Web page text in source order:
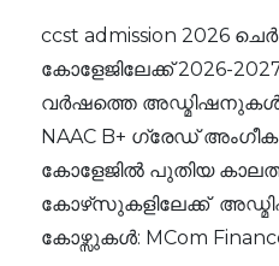
ccst admission 2026
കോളേജിലേക്ക് 2026-
വർഷത്തെ അഡ്മിഷനുകൾ
NAAC B+ ഗ്രേഡ്
കോളേജിൽ പുതിയ
കോഴ്‌സുകളിലേക്ക്
കോഴ്സുകൾ: ​MCom